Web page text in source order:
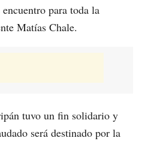
para toda la
Matías Chale.
tuvo un fin solidario y
será destinado por la